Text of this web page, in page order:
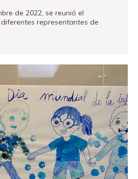
de 2022, se reunió el
representantes de